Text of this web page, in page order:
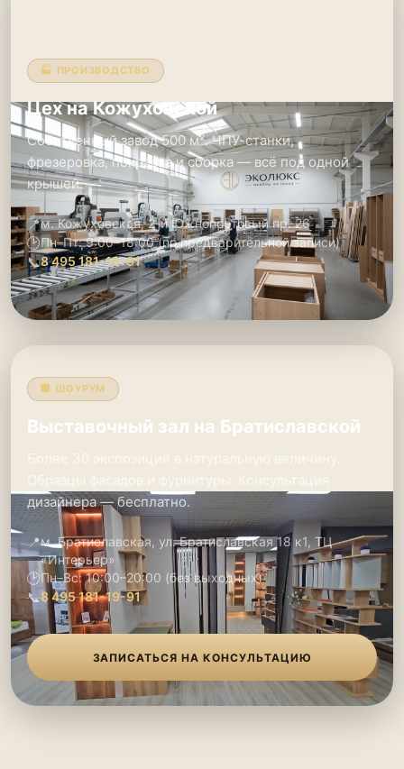
🏭 ПРОИЗВОДСТВО
Цех на Кожуховской
Собственный завод 500 м². ЧПУ-станки,
фрезеровка, покраска и сборка — всё под одной
крышей.
📍м. Кожуховская, 2-й Южнопортовый пр. 26
🕑Пн–Пт: 9:00–18:00 (по предварительной записи)
📞8 495 181-19-91
🏢 ШОУРУМ
Выставочный зал на Братиславской
Более 30 экспозиций в натуральную величину.
Образцы фасадов и фурнитуры. Консультация
дизайнера — бесплатно.
📍м. Братиславская, ул. Братиславская 18 к1, ТЦ
«Интерьер»
🕑Пн–Вс: 10:00–20:00 (без выходных)
📞8 495 181-19-91
ЗАПИСАТЬСЯ НА КОНСУЛЬТАЦИЮ